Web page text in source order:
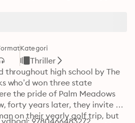
Kategori
Thriller
throughout high school by The
who’d won three state
the pride of Palm Meadows
forty years later, they invite
on their yearly golf trip, but
9780466483272